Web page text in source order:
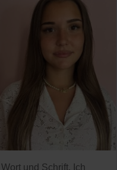
und Schrift. Ich